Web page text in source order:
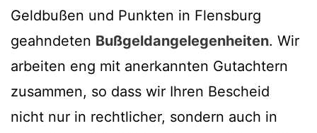
Geldbußen und Punkten in Flensburg
geahndeten Bußgeldangelegenheiten. Wir
arbeiten eng mit anerkannten Gutachtern
zusammen, so dass wir Ihren Bescheid
nicht nur in rechtlicher, sondern auch in